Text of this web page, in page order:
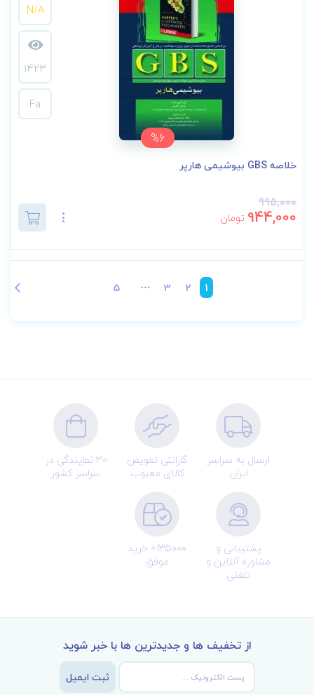
%6
N/A
1423
Fa
خلاصه GBS بیوشیمی هارپر
995,000
944,000 تومان
1
2
3
5
ارسال به سراسر
ایران
گارانتی تعویض
کالای معیوب
30 نمایندگی در
سراسر کشور
پشتیبانی و
مشاوره آنلاین و
تلفنی
135000+ خرید
موفق
از تخفیف ها و جدیدترین ها با خبر شوید
ثبت ایمیل